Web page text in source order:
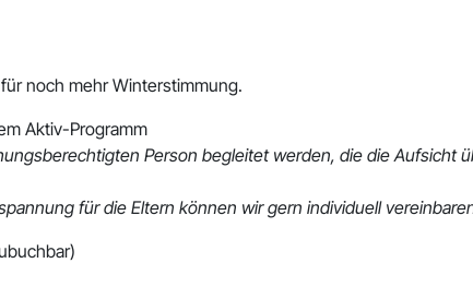
noch mehr Winterstimmung.
Aktiv-Programm
Person begleitet werden, die die Aufsicht
für die Eltern können wir gern individuell